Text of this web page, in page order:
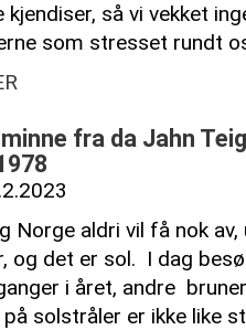
kjendiser, så vi vekket
som stresset rundt
fra da Jahn
Norge aldri vil få nok
og det er sol. I dag
i året, andre
solstråler er ikke like